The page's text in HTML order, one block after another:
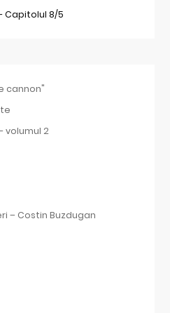
Capitolul 8/5
cannon"
volumul 2
– Costin Buzdugan